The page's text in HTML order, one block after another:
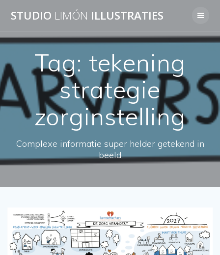
to
STUDIO LIMÓN ILLUSTRATIES
Tag: tekening
strategie
zorginstelling
Complexe informatie super helder getekend in
beeld